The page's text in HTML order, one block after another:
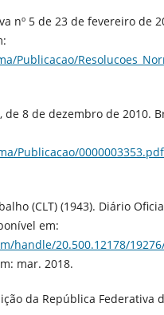
nº 5 de 23 de fevereiro de
Publicacao/
de 8 de dezembro de 2010.
Publicacao/0000003353.pdf
(CLT) (1943). Diário
em:
20.500.12178/19276/
mar. 2018.
da República Federativa